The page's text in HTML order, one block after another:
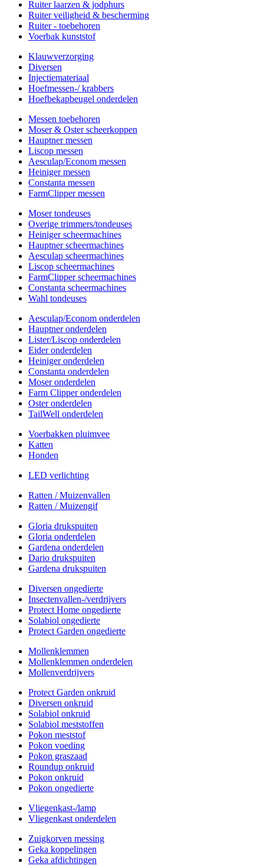
Ruiter laarzen & jodphurs
Ruiter veiligheid & bescherming
Ruiter - toebehoren
Voerbak kunststof
Klauwverzorging
Diversen
Injectiemateriaal
Hoefmessen-/ krabbers
Hoefbekapbeugel onderdelen
Messen toebehoren
Moser & Oster scheerkoppen
Hauptner messen
Liscop messen
Aesculap/Econom messen
Heiniger messen
Constanta messen
FarmClipper messen
Moser tondeuses
Overige trimmers/tondeuses
Heiniger scheermachines
Hauptner scheermachines
Aesculap scheermachines
Liscop scheermachines
FarmClipper scheermachines
Constanta scheermachines
Wahl tondeuses
Aesculap/Econom onderdelen
Hauptner onderdelen
Lister/Liscop onderdelen
Eider onderdelen
Heiniger onderdelen
Constanta onderdelen
Moser onderdelen
Farm Clipper onderdelen
Oster onderdelen
TailWell onderdelen
Voerbakken pluimvee
Katten
Honden
LED verlichting
Ratten / Muizenvallen
Ratten / Muizengif
Gloria drukspuiten
Gloria onderdelen
Gardena onderdelen
Dario drukspuiten
Gardena drukspuiten
Diversen ongedierte
Insectenvallen-/verdrijvers
Protect Home ongedierte
Solabiol ongedierte
Protect Garden ongedierte
Mollenklemmen
Mollenklemmen onderdelen
Mollenverdrijvers
Protect Garden onkruid
Diversen onkruid
Solabiol onkruid
Solabiol meststoffen
Pokon meststof
Pokon voeding
Pokon graszaad
Roundup onkruid
Pokon onkruid
Pokon ongedierte
Vliegenkast-/lamp
Vliegenkast onderdelen
Zuigkorven messing
Geka koppelingen
Geka afdichtingen